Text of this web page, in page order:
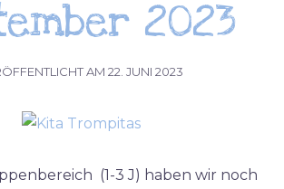
2023
AM 22. JUNI 2023
(1-3 J) haben wir noch